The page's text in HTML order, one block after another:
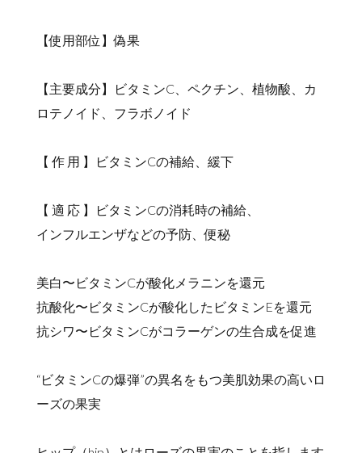
【使用部位】偽果
【主要成分】ビタミンC、ペクチン、植物酸、カ
ロテノイド、フラボノイド
【 作 用 】ビタミンCの補給、緩下
【 適 応 】ビタミンCの消耗時の補給、
インフルエンザなどの予防、便秘
美白〜ビタミンCが酸化メラニンを還元
抗酸化〜ビタミンCが酸化したビタミンEを還元
抗シワ〜ビタミンCがコラーゲンの生合成を促進
“ビタミンCの爆弾”の異名をもつ美肌効果の高いロ
ーズの果実